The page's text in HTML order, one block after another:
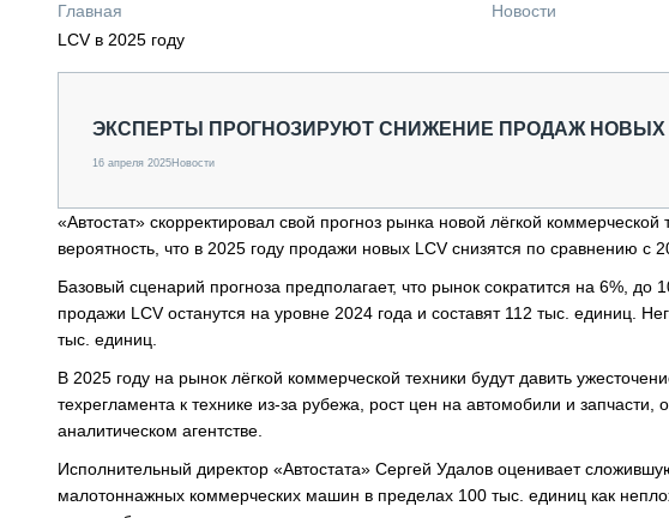
ОБЗОР РЫНКА
ГРУЗОПЕРЕВОЗКИ
ИСПЫТАТЕЛИ
ТЕХНОЛОГИИ
ДОРОЖНАЯ ИНДУСТРИЯ
СЕРВИСМЕНЫ
Главная Новости
LCV в 2025 году
ЭКСПЕРТЫ ПРОГНОЗИРУЮТ СНИЖЕНИЕ ПРОДАЖ НОВЫХ
16 апреля 2025Новости
«Автостат» скорректировал свой прогноз рынка новой лёгкой
вероятность, что в 2025 году продажи новых LCV снизятся по сравнению с
Базовый сценарий прогноза предполагает, что рынок сократится на 6%,
продажи LCV останутся на уровне 2024 года и составят 112 тыс. единиц.
тыс. единиц.
В 2025 году на рынок лёгкой коммерческой техники будут давить
техрегламента к технике из-за рубежа, рост цен на автомобили и
аналитическом агентстве.
Исполнительный директор «Автостата» Сергей Удалов оценивает
малотоннажных коммерческих машин в пределах 100 тыс. единиц как